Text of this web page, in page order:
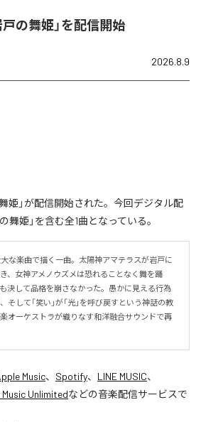
の舞姫」を配信開始
2026.8.9
姫」が配信開始された。今回デジタル配
舞姫」を含む全1曲となっている。
大な楽曲で描く一曲。太陽神アマテラスが岩戸に
、女神アメノウズメは恐れることなく舞を踊
決して品格を崩さなかった。愚かに見える行為
して「笑い」が「光」を呼び戻すという神話の教
オーケストラが織りなす和洋融合サウンドで再
Music、 Spotify、 LINE MUSIC、
Unlimitedなどの音楽配信サービスで